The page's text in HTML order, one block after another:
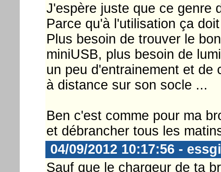
J'espère juste que ce genre
Parce qu'à l'utilisation ça
Plus besoin de trouver le
miniUSB, plus besoin de
un peu d'entrainement et de
à distance sur son socle ...
Ben c'est comme pour ma
et débrancher tous les
04/09/2012 10:17:56 - essgi
Sauf que le chargeur de ta